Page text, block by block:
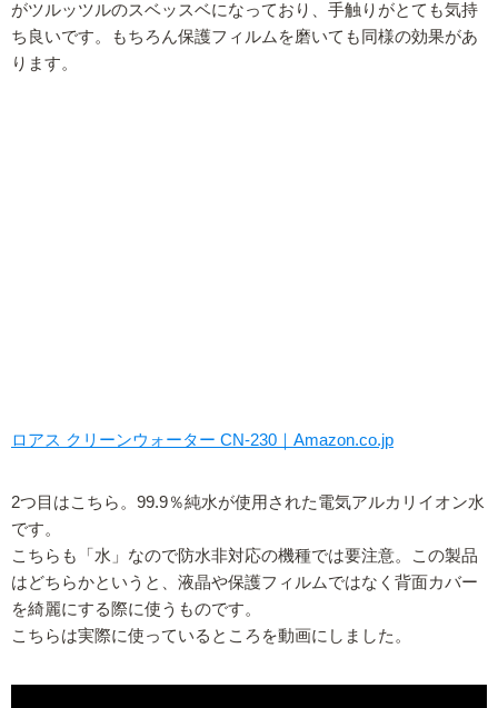
がツルッツルのスベッスベになっており、手触りがとても気持
ち良いです。もちろん保護フィルムを磨いても同様の効果があ
ります。
ロアス クリーンウォーター CN-230｜Amazon.co.jp
2つ目はこちら。99.9％純水が使用された電気アルカリイオン水
です。
こちらも「水」なので防水非対応の機種では要注意。この製品
はどちらかというと、液晶や保護フィルムではなく背面カバー
を綺麗にする際に使うものです。
こちらは実際に使っているところを動画にしました。